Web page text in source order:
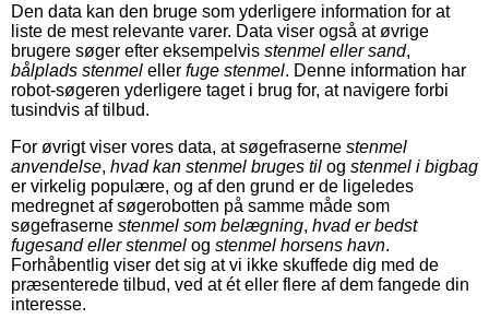
Den data kan den bruge som yderligere information for at
liste de mest relevante varer. Data viser også at øvrige
brugere søger efter eksempelvis stenmel eller sand,
bålplads stenmel eller fuge stenmel. Denne information har
robot-søgeren yderligere taget i brug for, at navigere forbi
tusindvis af tilbud.
For øvrigt viser vores data, at søgefraserne stenmel
anvendelse, hvad kan stenmel bruges til og stenmel i bigbag
er virkelig populære, og af den grund er de ligeledes
medregnet af søgerobotten på samme måde som
søgefraserne stenmel som belægning, hvad er bedst
fugesand eller stenmel og stenmel horsens havn.
Forhåbentlig viser det sig at vi ikke skuffede dig med de
præsenterede tilbud, ved at ét eller flere af dem fangede din
interesse.